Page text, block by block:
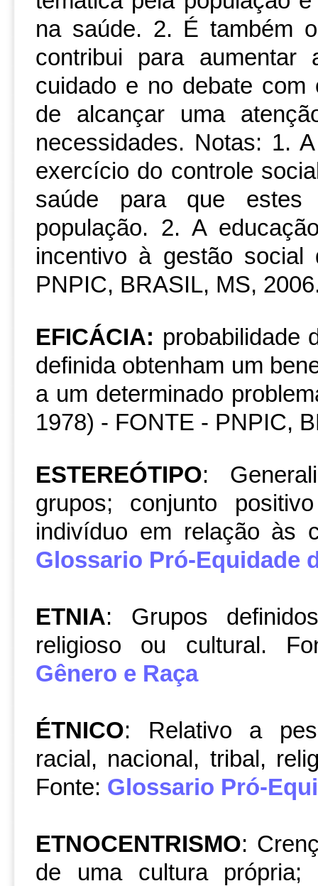
na saúde. 2. É também
contribui para
cuidado e no debate
de alcançar uma
necessidades. Notas: 1.
exercício do controle
saúde para que estes
população. 2. A
incentivo à gestão
PNPIC, BRASIL, MS,
EFICÁCIA: probabilidade
definida obtenham um
a um determinado
1978) - FONTE - PNPIC,
ESTEREÓTIPO:
grupos; conjunto
indivíduo em relação às
Glossario Pró-Equidade
ETNIA: Grupos
religioso ou cultural.
Gênero e Raça
ÉTNICO: Relativo a
racial, nacional, tribal,
Fonte: Glossario Pró-
ETNOCENTRISMO:
de uma cultura própria;